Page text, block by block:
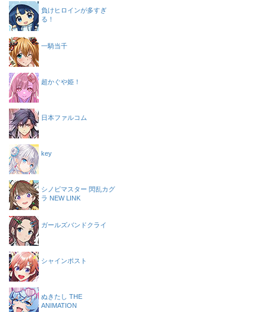
負けヒロインが多すぎ
る！
一騎当千
超かぐや姫！
日本ファルコム
key
シノビマスター 閃乱カグ
ラ NEW LINK
ガールズバンドクライ
シャインポスト
ぬきたし THE
ANIMATION